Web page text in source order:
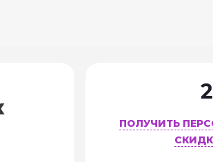
ПОЛУЧИТЬ